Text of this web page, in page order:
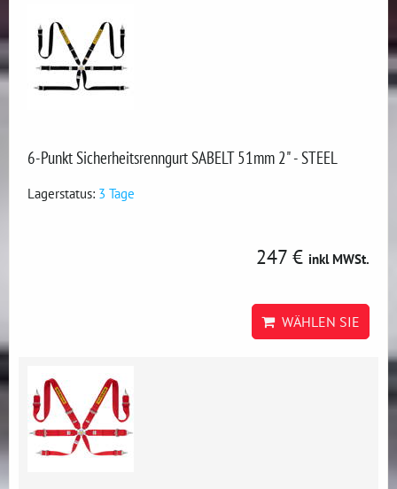
6-Punkt Sicherheitsrenngurt SABELT 51mm 2" - STEEL
Lagerstatus: 3 Tage
247 € inkl MWSt.
WÄHLEN SIE